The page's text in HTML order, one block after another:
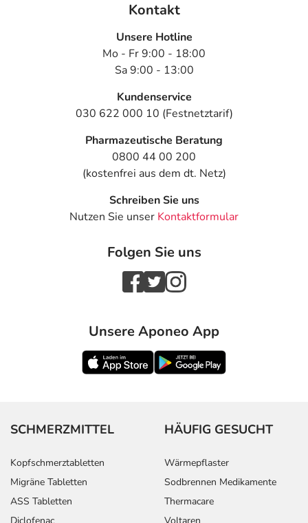
Kontakt
Unsere Hotline
Mo - Fr 9:00 - 18:00
Sa 9:00 - 13:00
Kundenservice
030 622 000 10 (Festnetztarif)
Pharmazeutische Beratung
0800 44 00 200
(kostenfrei aus dem dt. Netz)
Schreiben Sie uns
Nutzen Sie unser Kontaktformular
Folgen Sie uns
Unsere Aponeo App
SCHMERZMITTEL
Kopfschmerztabletten
Migräne Tabletten
ASS Tabletten
HÄUFIG GESUCHT
Wärmepflaster
Sodbrennen Medikamente
Thermacare